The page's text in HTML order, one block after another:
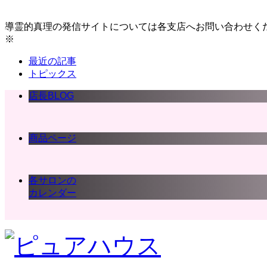
導霊的真理の発信サイトについては各支店へお問い合わせく
※
最近の記事
トピックス
店長BLOG
商品ページ
各サロンの
カレンダー